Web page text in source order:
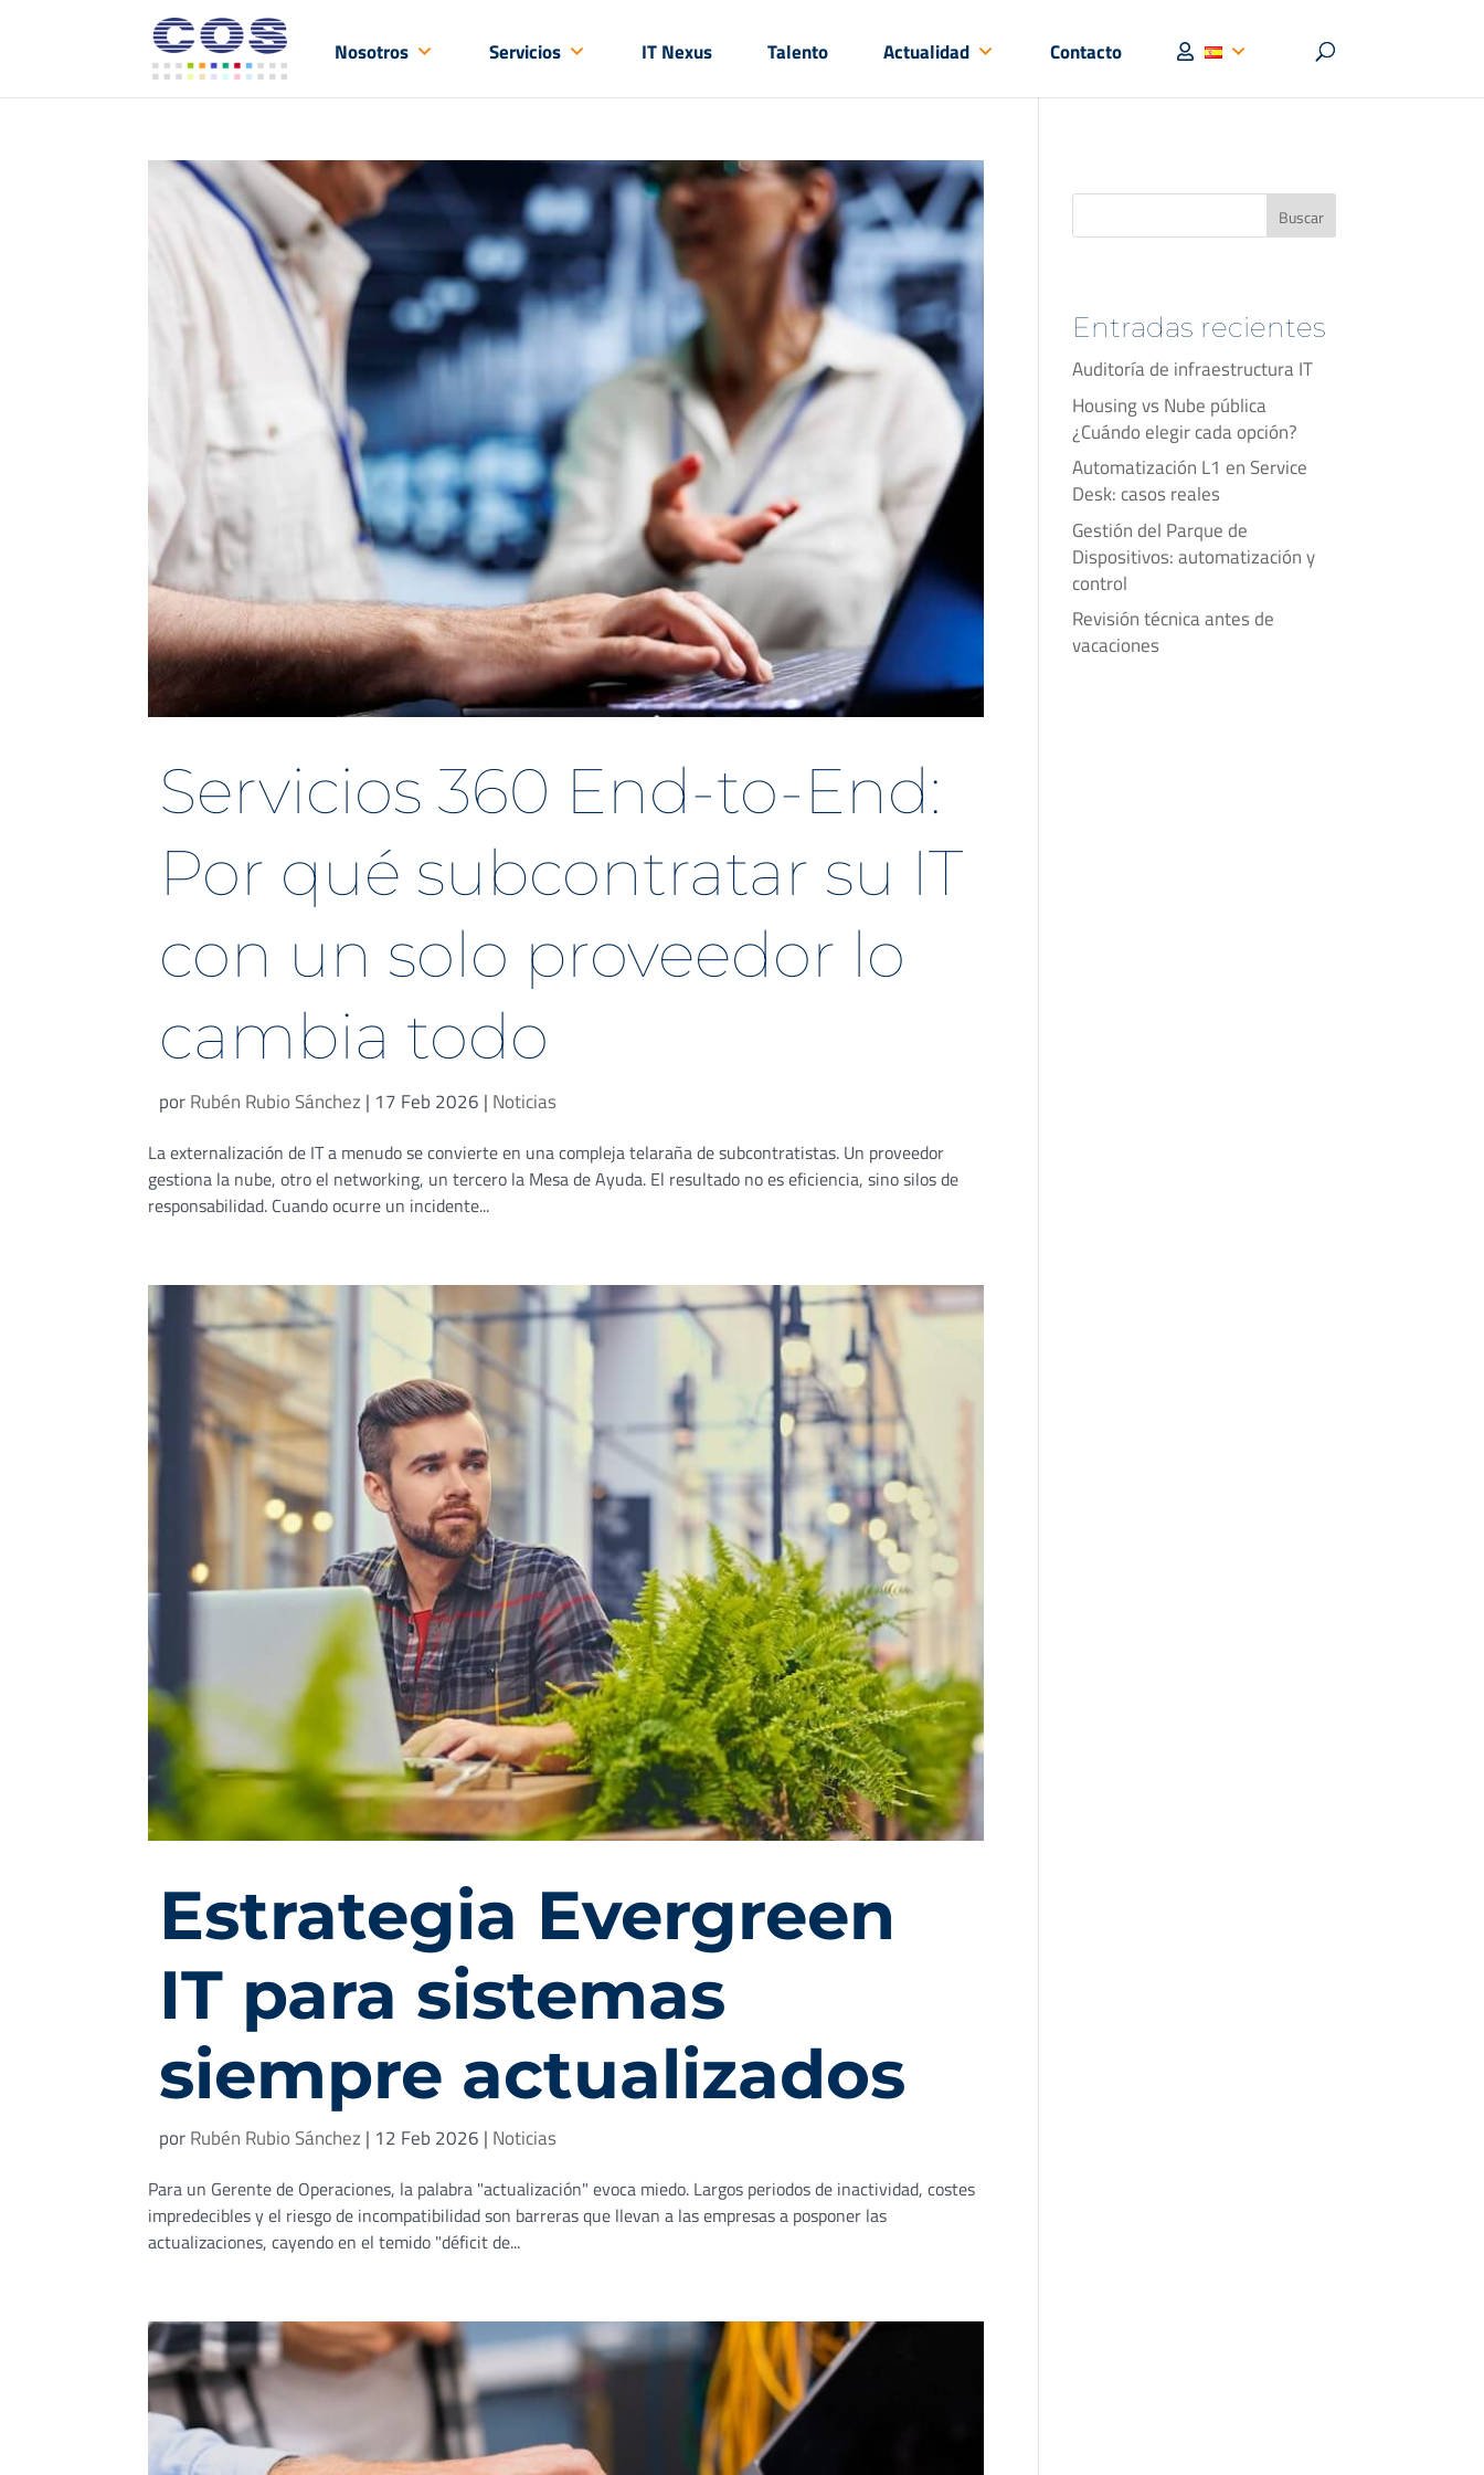
Nosotros Servicios IT Nexus Talento Actualidad Contacto
Servicios 360 End-to-End:
Por qué subcontratar su IT
con un solo proveedor lo
cambia todo
porRubén Rubio Sánchez | 17 Feb 2026 | Noticias
La externalización de IT a menudo se convierte en una compleja telaraña de subcontratistas. Un proveedor
gestiona la nube, otro el networking, un tercero la Mesa de Ayuda. El resultado no es eficiencia, sino silos de
responsabilidad. Cuando ocurre un incidente...
Estrategia Evergreen
IT para sistemas
siempre actualizados
porRubén Rubio Sánchez | 12 Feb 2026 | Noticias
Para un Gerente de Operaciones, la palabra "actualización" evoca miedo. Largos periodos de inactividad, costes
impredecibles y el riesgo de incompatibilidad son barreras que llevan a las empresas a posponer las
actualizaciones, cayendo en el temido "déficit de...
Buscar
Entradas recientes
Auditoría de infraestructura IT
Housing vs Nube pública
¿Cuándo elegir cada opción?
Automatización L1 en Service
Desk: casos reales
Gestión del Parque de
Dispositivos: automatización y
control
Revisión técnica antes de
vacaciones